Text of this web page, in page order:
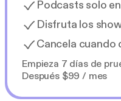
Podcasts solo
Disfruta los
Cancela cuando
Empieza 7 días de
Después $99 / mes